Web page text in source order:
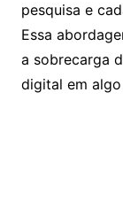
pesquisa e
Essa
a sobrecarga
digital em